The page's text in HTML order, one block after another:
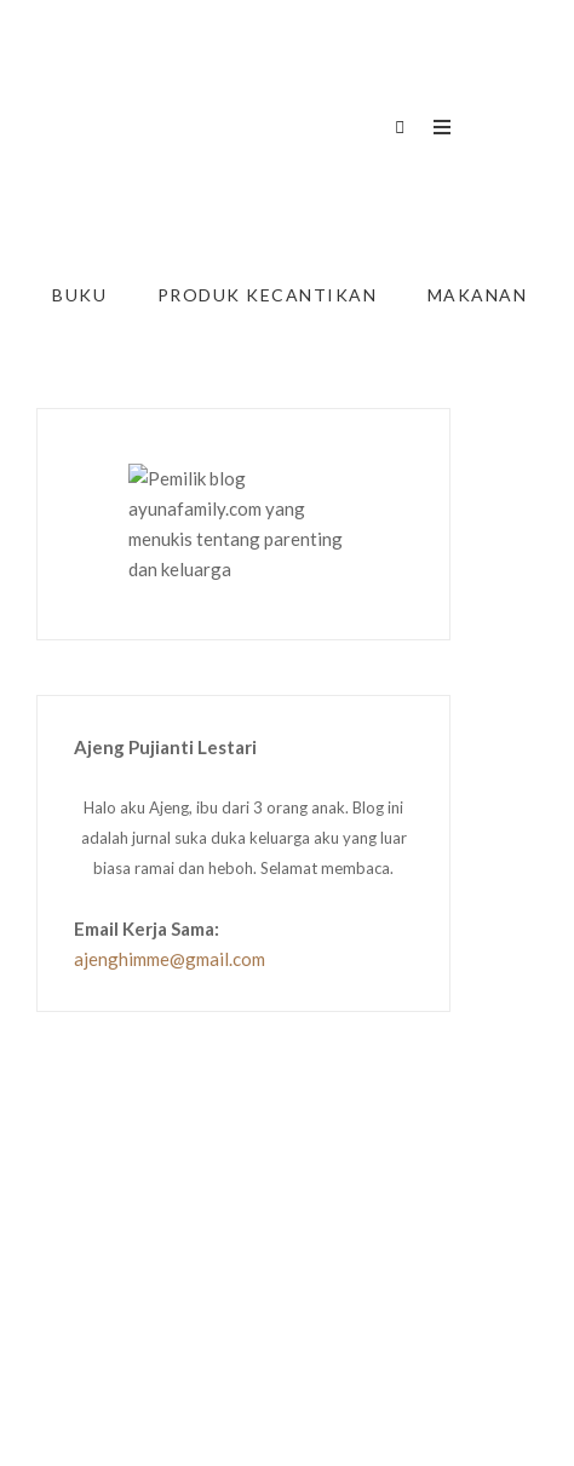
BUKU PRODUK KECANTIKAN MAKANAN
Ajeng Pujianti Lestari
Halo aku Ajeng, ibu dari 3 orang anak. Blog ini
adalah jurnal suka duka keluarga aku yang luar
biasa ramai dan heboh. Selamat membaca.
Email Kerja Sama:
ajenghimme@gmail.com